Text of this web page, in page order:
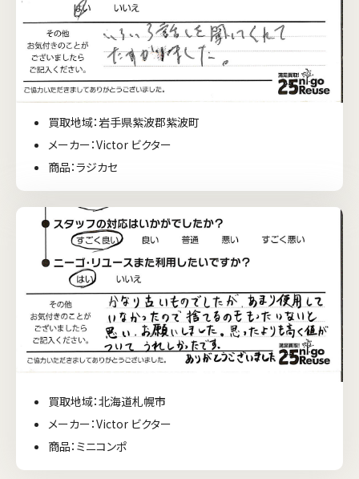
買取地域：岩手県紫波郡紫波町
メーカー：Victor ビクター
商品：ラジカセ
買取地域：北海道札幌市
メーカー：Victor ビクター
商品：ミニコンポ